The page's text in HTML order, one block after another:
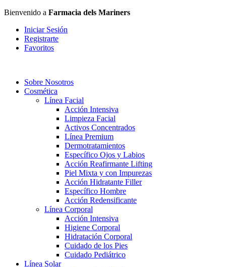
Bienvenido a Farmacia dels Mariners
Iniciar Sesión
Registrarte
Favoritos
Sobre Nosotros
Cosmética
Línea Facial
Acción Intensiva
Limpieza Facial
Activos Concentrados
Línea Premium
Dermotratamientos
Específico Ojos y Labios
Acción Reafirmante Lifting
Piel Mixta y con Impurezas
Acción Hidratante Filler
Específico Hombre
Acción Redensificante
Línea Corporal
Acción Intensiva
Higiene Corporal
Hidratación Corporal
Cuidado de los Pies
Cuidado Pediátrico
Línea Solar